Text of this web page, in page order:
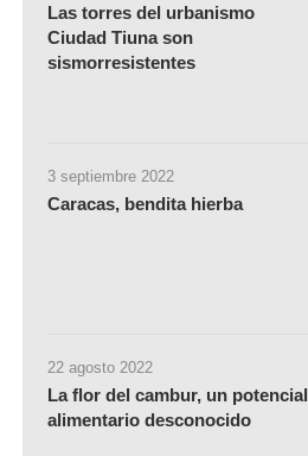
Las torres del urbanismo
Ciudad Tiuna son
sismorresistentes
3 septiembre 2022
Caracas, bendita hierba
22 agosto 2022
La flor del cambur, un potencial
alimentario desconocido